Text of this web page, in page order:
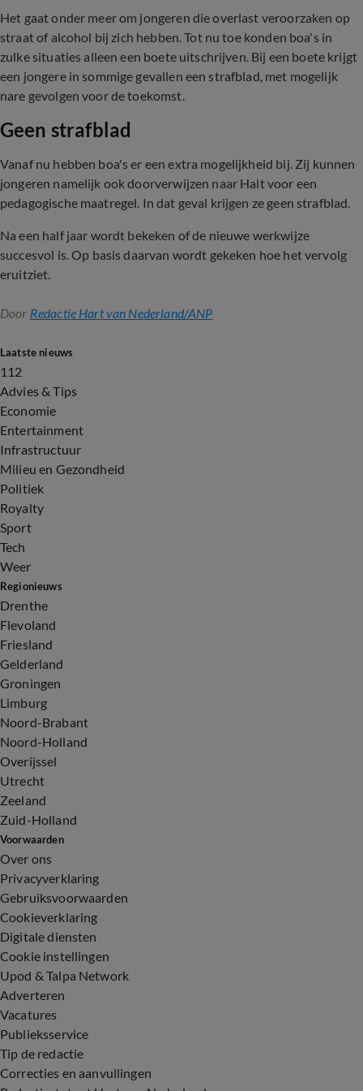
Het gaat onder meer om jongeren die overlast veroorzaken op
straat of alcohol bij zich hebben. Tot nu toe konden boa's in
zulke situaties alleen een boete uitschrijven. Bij een boete krijgt
een jongere in sommige gevallen een strafblad, met mogelijk
nare gevolgen voor de toekomst.
Geen strafblad
Vanaf nu hebben boa's er een extra mogelijkheid bij. Zij kunnen
jongeren namelijk ook doorverwijzen naar Halt voor een
pedagogische maatregel. In dat geval krijgen ze geen strafblad.
Na een half jaar wordt bekeken of de nieuwe werkwijze
succesvol is. Op basis daarvan wordt gekeken hoe het vervolg
eruitziet.
Door Redactie Hart van Nederland/ANP
Laatste nieuws
112
Advies & Tips
Economie
Entertainment
Infrastructuur
Milieu en Gezondheid
Politiek
Royalty
Sport
Tech
Weer
Regionieuws
Drenthe
Flevoland
Friesland
Gelderland
Groningen
Limburg
Noord-Brabant
Noord-Holland
Overijssel
Utrecht
Zeeland
Zuid-Holland
Voorwaarden
Over ons
Privacyverklaring
Gebruiksvoorwaarden
Cookieverklaring
Digitale diensten
Cookie instellingen
Upod & Talpa Network
Adverteren
Vacatures
Publieksservice
Tip de redactie
Correcties en aanvullingen